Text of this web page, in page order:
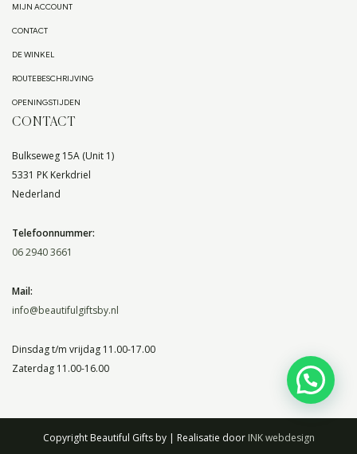
MIJN ACCOUNT
CONTACT
DE WINKEL
ROUTEBESCHRIJVING
OPENINGSTIJDEN
CONTACT
Bulkseweg 15A (Unit 1)
5331 PK Kerkdriel
Nederland
Telefoonnummer:
06 2940 3661
Mail:
info@beautifulgiftsby.nl
Dinsdag t/m vrijdag 11.00-17.00
Zaterdag 11.00-16.00
Copyright Beautiful Gifts by | Realisatie door INK webdesign